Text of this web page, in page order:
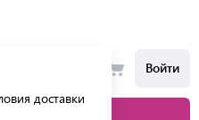
доставки
Войти